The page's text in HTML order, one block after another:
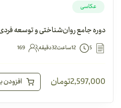
عکاسی
دوره جامع روان‌شناختی و توسعه
5 12ساعت32دقیقه 169
2,597,000تومان افزودن